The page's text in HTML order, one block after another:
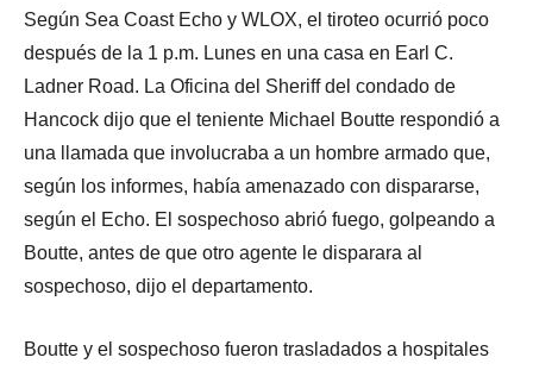
Según Sea Coast Echo y WLOX, el tiroteo ocurrió poco
después de la 1 p.m. Lunes en una casa en Earl C.
Ladner Road. La Oficina del Sheriff del condado de
Hancock dijo que el teniente Michael Boutte respondió a
una llamada que involucraba a un hombre armado que,
según los informes, había amenazado con dispararse,
según el Echo. El sospechoso abrió fuego, golpeando a
Boutte, antes de que otro agente le disparara al
sospechoso, dijo el departamento.
Boutte y el sospechoso fueron trasladados a hospitales